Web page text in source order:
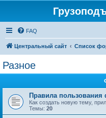
FAQ
Центральный сайт Список
Разное
Правила
Как создать новую тему,
Темы: 20